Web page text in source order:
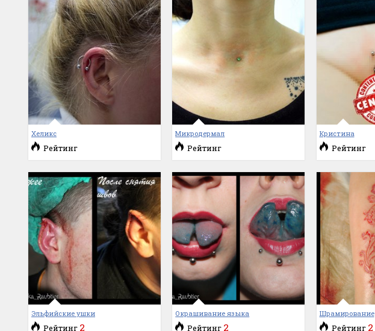
Хеликс
Рейтинг
Микродермал
Рейтинг
Кристина
Рейтинг
Эльфийские ушки
Рейтинг 2
Окрашивание языка
Рейтинг 2
Шрамирование
Рейтинг 2